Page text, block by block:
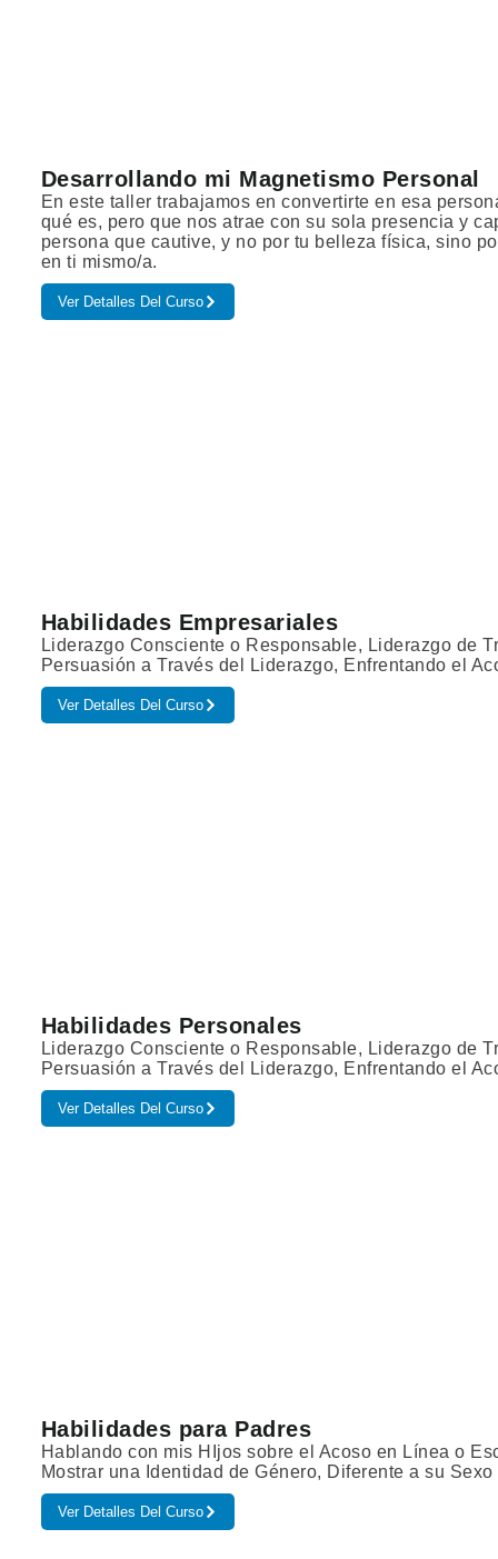
Desarrollando mi Magnetismo Personal
En este taller trabajamos en convertirte en esa
qué es, pero que nos atrae con su sola presencia y
persona que cautive, y no por tu belleza física, sino
en ti mismo/a.
Ver Detalles Del Curso
Habilidades Empresariales
Liderazgo Consciente o Responsable, Liderazgo de
Persuasión a Través del Liderazgo, Enfrentando el
Ver Detalles Del Curso
Habilidades Personales
Liderazgo Consciente o Responsable, Liderazgo de
Persuasión a Través del Liderazgo, Enfrentando el
Ver Detalles Del Curso
Habilidades para Padres
Hablando con mis HIjos sobre el Acoso en Línea o
Mostrar una Identidad de Género, Diferente a su
Ver Detalles Del Curso